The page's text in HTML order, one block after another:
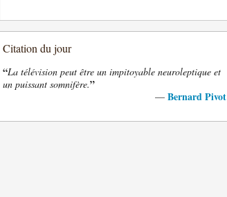
Citation du jour
“La télévision peut être un impitoyable neuroleptique et
un puissant somnifère.”
— Bernard Pivot